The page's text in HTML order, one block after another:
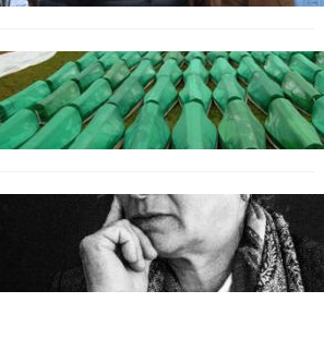
Botschafter in Serbien leugnet
in Srebrenica
an Hatidža Mehmedović: Eine
des Gewissens im Angesicht von Hass